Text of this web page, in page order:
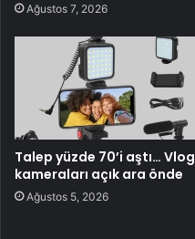
Ağustos 7, 2026
Talep yüzde 70’i aştı… Vlog
kameraları açık ara önde
Ağustos 5, 2026